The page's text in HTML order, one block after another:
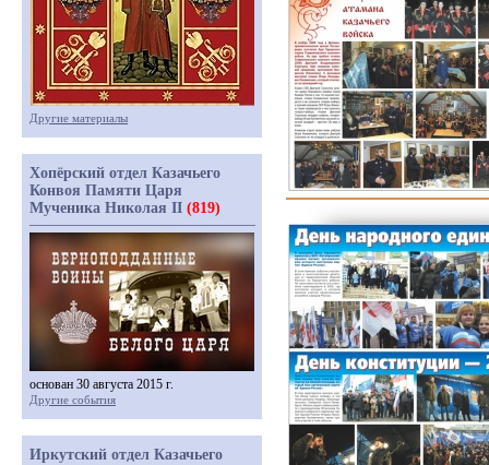
Другие материалы
Хопёрский отдел Казачьего
Конвоя Памяти Царя
Мученика Николая II (819)
основан 30 августа 2015 г.
Другие события
Иркутский отдел Казачьего